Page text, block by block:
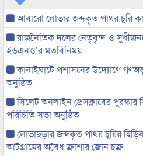
আবারো লোভার জব্দকৃত পাথর চুরি
রাজনৈতিক দলের নেতৃবৃন্দ ও
ইউএনও’র মতবিনিময়
কানাইঘাটে প্রশাসনের উদ্যোগে
অনুষ্ঠিত
সিলেট অনলাইন প্রেসক্লাবের
পরিচিতি সভা অনুষ্ঠিত
লোভাছড়ার জব্দকৃত পাথর চুরির
আটগ্রামের অবৈধ ক্রাশার জোন চক্র